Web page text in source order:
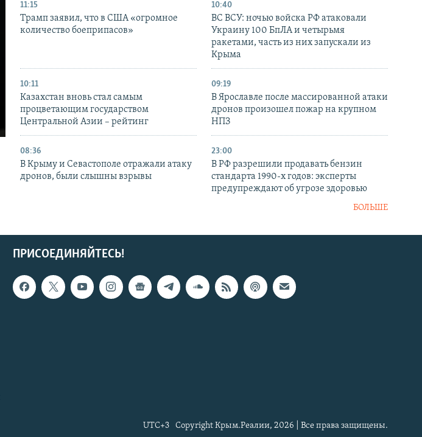
11:15
Трамп заявил, что в США «огромное
количество боеприпасов»
10:40
ВС ВСУ: ночью войска РФ атаковали
Украину 100 БпЛА и четырьмя
ракетами, часть из них запускали из
Крыма
10:11
Казахстан вновь стал самым
процветающим государством
Центральной Азии – рейтинг
09:19
В Ярославле после массированной атаки
дронов произошел пожар на крупном
НПЗ
08:36
В Крыму и Севастополе отражали атаку
дронов, были слышны взрывы
23:00
В РФ разрешили продавать бензин
стандарта 1990-х годов: эксперты
предупреждают об угрозе здоровью
БОЛЬШЕ
ПРИСОЕДИНЯЙТЕСЬ!
Copyright Крым.Реалии, 2026 | Все права защищены.
UTC+3